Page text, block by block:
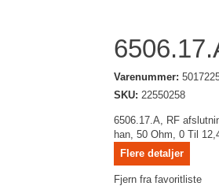
Varenummer:
SKU: 22550258
6506.17.A, RF
han, 50 Ohm, 0 Til
Flere detaljer
Fjern fra favoritliste